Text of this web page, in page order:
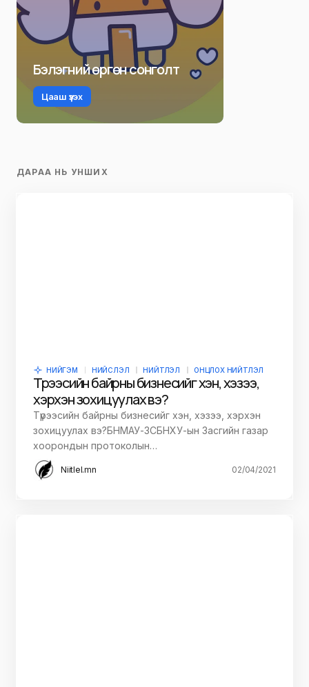
Бэлэгний өргөн сонголт
Цааш үзэх
ДАРАА НЬ УНШИХ
НИЙГЭМ НИЙСЛЭЛ НИЙТЛЭЛ ОНЦЛОХ НИЙТЛЭЛ
Түрээсийн байрны бизнесийг хэн, хэзээ,
хэрхэн зохицуулах вэ?
Түрээсийн байрны бизнесийг хэн, хэзээ, хэрхэн
зохицуулах вэ?БНМАУ-ЗСБНХУ-ын Засгийн газар
хоорондын протоколын…
Niitlel.mn 02/04/2021